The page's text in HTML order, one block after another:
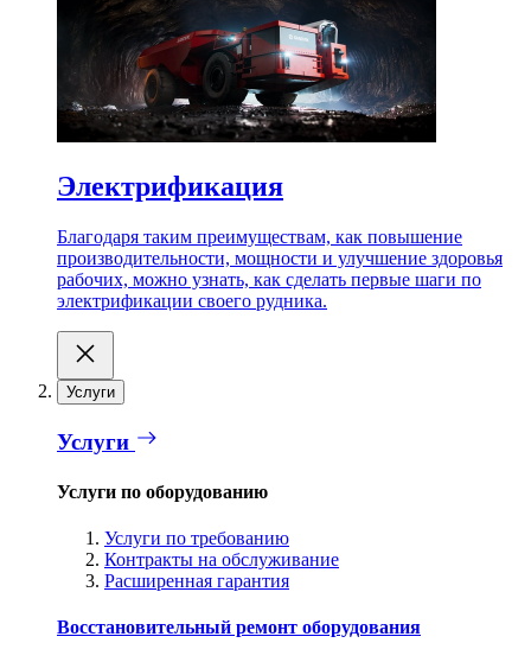
Электрификация
Благодаря таким преимуществам, как повышение
производительности, мощности и улучшение здоровья
рабочих, можно узнать, как сделать первые шаги по
электрификации своего рудника.
Услуги
Услуги
Услуги по оборудованию
Услуги по требованию
Контракты на обслуживание
Расширенная гарантия
Восстановительный ремонт оборудования